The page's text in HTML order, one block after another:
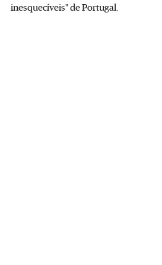
inesquecíveis" de Portugal.